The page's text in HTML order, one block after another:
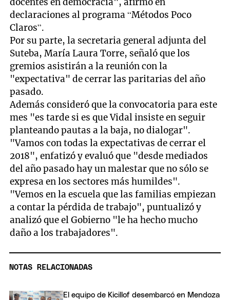
declaraciones al programa “Métodos Poco
Claros”.
Por su parte, la secretaria general adjunta del
Suteba, María Laura Torre, señaló que los
gremios asistirán a la reunión con la
"expectativa" de cerrar las paritarias del año
pasado.
Además consideró que la convocatoria para este
mes "es tarde si es que Vidal insiste en seguir
planteando pautas a la baja, no dialogar".
"Vamos con todas la expectativas de cerrar el
2018", enfatizó y evaluó que "desde mediados
del año pasado hay un malestar que no sólo se
expresa en los sectores más humildes".
"Vemos en la escuela que las familias empiezan
a contar la pérdida de trabajo", puntualizó y
analizó que el Gobierno "le ha hecho mucho
daño a los trabajadores".
NOTAS RELACIONADAS
El equipo de Kicillof desembarcó en Mendoza